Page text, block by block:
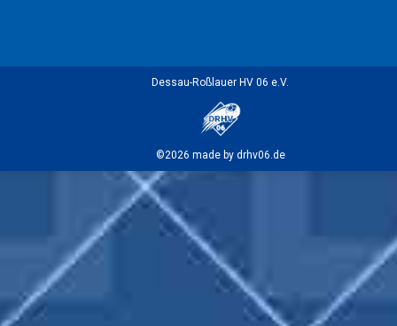
Dessau-Roßlauer HV 06 e.V.
©2026 made by drhv06.de